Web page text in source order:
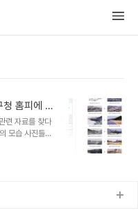
홈피에 있
련 자료를 찾다
모습 사진들이
천의 옛 모습들